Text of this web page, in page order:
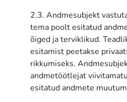
2.3. Andmesubjekt
tema poolt esitatud
õiged ja terviklikud.
esitamist peetakse
rikkumiseks.
andmetöötlejat
esitatud andmete